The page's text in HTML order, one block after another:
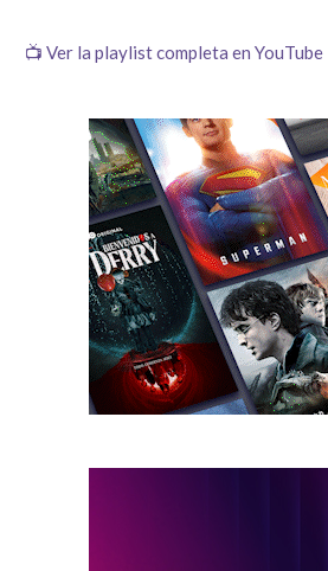
📺 Ver la playlist completa en YouTube